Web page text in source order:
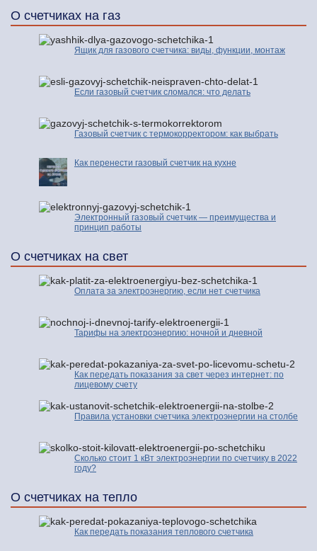
О счетчиках на газ
Ящик для газового счетчика: виды, функции, монтаж
Если газовый счетчик сломался: что делать
Газовый счетчик с термокорректором: как выбрать
Как перенести газовый счетчик на кухне
Электронный газовый счетчик — преимущества и
принцип работы
О счетчиках на свет
Оплата за электроэнергию, если нет счетчика
Тарифы на электроэнергию: ночной и дневной
Как передать показания за свет через интернет: по
лицевому счету
Правила установки счетчика электроэнергии на столбе
Сколько стоит 1 кВт электроэнергии по счетчику в 2022
году?
О счетчиках на тепло
Как передать показания теплового счетчика